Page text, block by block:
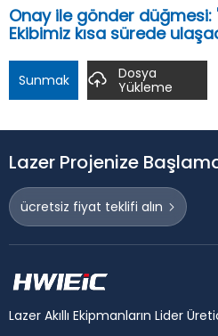
Onay ile gönder düğmesi:
Ekibimiz kısa sürede
Sunmak
Dosya
Yükleme
Lazer Projenize
ücretsiz fiyat teklifi alın
Lazer Akıllı Ekipmanların Lider